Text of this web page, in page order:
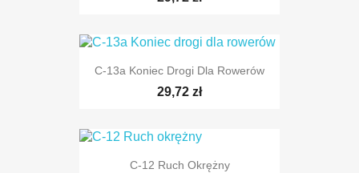
C-13a Koniec Drogi Dla Rowerów
29,72 zł
C-12 Ruch Okrężny